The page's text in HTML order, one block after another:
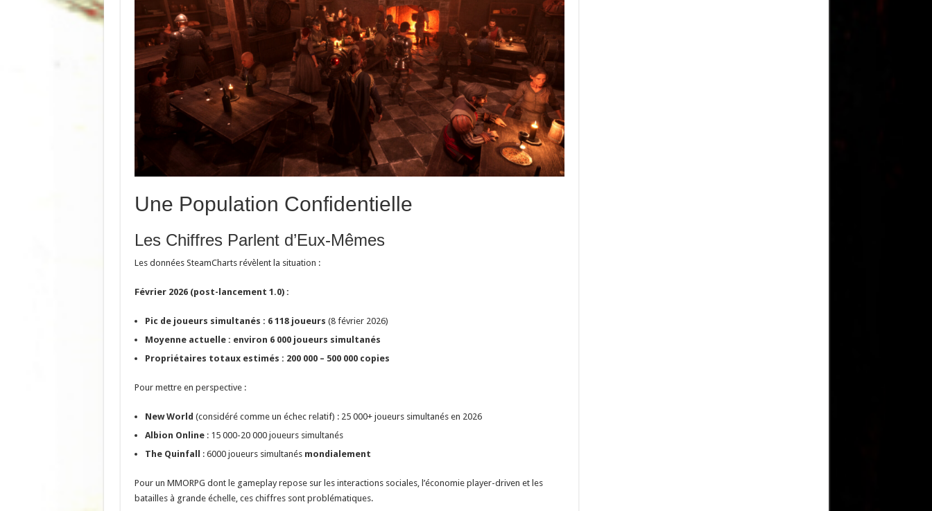
Une Population Confidentielle
Les Chiffres Parlent d’Eux-Mêmes
Les données SteamCharts révèlent la situation :
Février 2026 (post-lancement 1.0) :
Pic de joueurs simultanés : 6 118 joueurs (8 février 2026)
Moyenne actuelle : environ 6 000 joueurs simultanés
Propriétaires totaux estimés : 200 000 – 500 000 copies
Pour mettre en perspective :
New World (considéré comme un échec relatif) : 25 000+ joueurs simultanés en 2026
Albion Online: 15 000-20 000 joueurs simultanés
The Quinfall : 6000 joueurs simultanés mondialement
Pour un MMORPG dont le gameplay repose sur les interactions sociales, l’économie player-driven et les
batailles à grande échelle, ces chiffres sont problématiques.